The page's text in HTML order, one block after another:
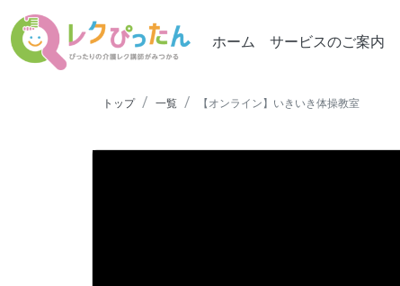
ホーム サービスのご案内
トップ 一覧 【オンライン】いきいき体操教室